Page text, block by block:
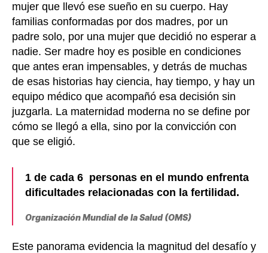
mujer que llevó ese sueño en su cuerpo. Hay
familias conformadas por dos madres, por un
padre solo, por una mujer que decidió no esperar a
nadie. Ser madre hoy es posible en condiciones
que antes eran impensables, y detrás de muchas
de esas historias hay ciencia, hay tiempo, y hay un
equipo médico que acompañó esa decisión sin
juzgarla. La maternidad moderna no se define por
cómo se llegó a ella, sino por la convicción con
que se eligió.
1 de cada 6 personas en el mundo enfrenta
dificultades relacionadas con la fertilidad.
Organización Mundial de la Salud (OMS)
Este panorama evidencia la magnitud del desafío y